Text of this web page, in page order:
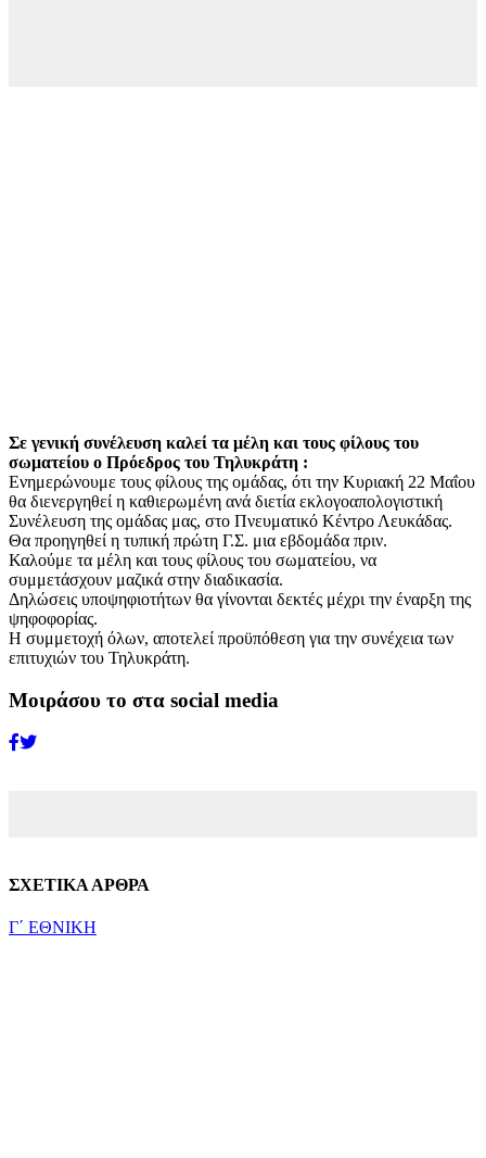
Σε γενική συνέλευση καλεί τα μέλη και τους φίλους του
σωματείου ο Πρόεδρος του Τηλυκράτη :
Ενημερώνουμε τους φίλους της ομάδας, ότι την Κυριακή 22 Μαΐου
θα διενεργηθεί η καθιερωμένη ανά διετία εκλογοαπολογιστική
Συνέλευση της ομάδας μας, στο Πνευματικό Κέντρο Λευκάδας.
Θα προηγηθεί η τυπική πρώτη Γ.Σ. μια εβδομάδα πριν.
Καλούμε τα μέλη και τους φίλους του σωματείου, να
συμμετάσχουν μαζικά στην διαδικασία.
Δηλώσεις υποψηφιοτήτων θα γίνονται δεκτές μέχρι την έναρξη της
ψηφοφορίας.
Η συμμετοχή όλων, αποτελεί προϋπόθεση για την συνέχεια των
επιτυχιών του Τηλυκράτη.
Μοιράσου το στα social media
ΣΧΕΤΙΚΑ ΑΡΘΡΑ
Γ΄ ΕΘΝΙΚΗ